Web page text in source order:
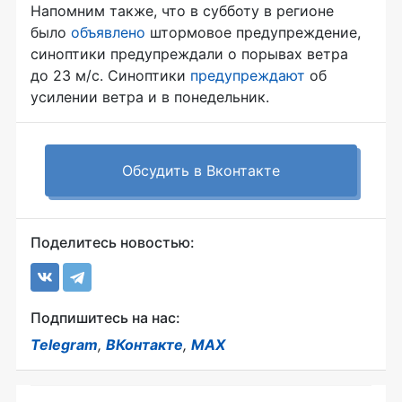
Напомним также, что в субботу в регионе
было объявлено штормовое предупреждение,
синоптики предупреждали о порывах ветра
до 23 м/с. Синоптики предупреждают об
усилении ветра и в понедельник.
Обсудить в Вконтакте
Поделитесь новостью:
Подпишитесь на нас:
Telegram, ВКонтакте, MAX